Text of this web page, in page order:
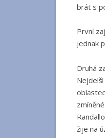
brát s
První
jednak
Druhá
žije na